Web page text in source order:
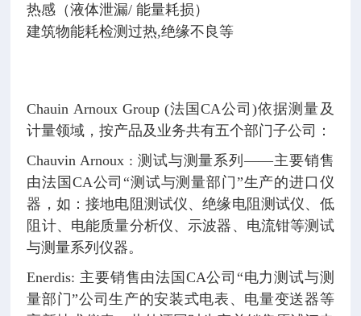
热感（液体泄漏/ 能量耗损）
建筑物能耗检测过热,绝缘不良等
Chauin Arnoux Group (法国CA公司)依据测量及
计量领域，按产品及业务共有五个部门子公司：
Chauvin Arnoux : 测试与测量系列——主要销售
由法国CA公司“测试与测量部门”生产的进口仪
器，如：接地电阻测试仪、绝缘电阻测试仪、低
阻计、电能质量分析仪、示波器、电流钳等测试
与测量系列仪器。
Enerdis: 主要销售由法国CA公司“电力测试与测
量部门”公司生产的安装式电表、电量变送器等